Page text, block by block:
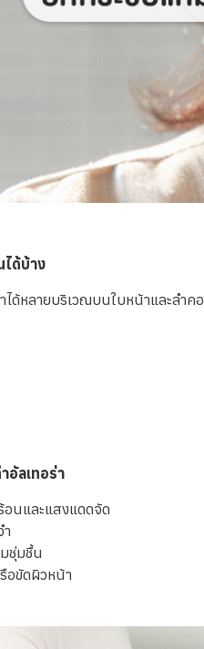
ได้บ้าง
ด้หลายบริเวณบนใบหน้าและลำคอ
อัลเทอร่า
อนและแสงแดดจัด
ชุ่มชื้น
อขัดผิวหน้า